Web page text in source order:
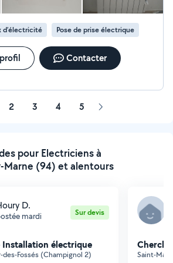
d’électricité Pose de prise électrique
Contacter
2 3 4 5 Page
pour Electriciens à
Marne (94) et alentours
D.
mardi Sur devis
Installation électrique
des-Fossés (Champignol 2)
Saint-